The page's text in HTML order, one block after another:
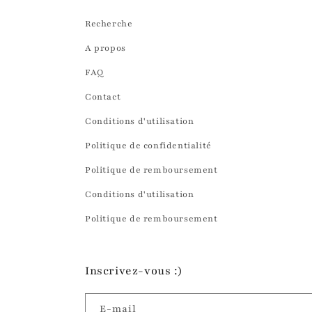
Recherche
A propos
FAQ
Contact
Conditions d'utilisation
Politique de confidentialité
Politique de remboursement
Conditions d'utilisation
Politique de remboursement
Inscrivez-vous :)
E-mail